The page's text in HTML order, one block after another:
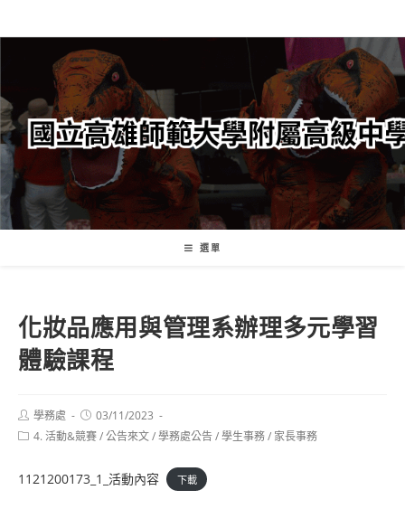
轉
要
內
容
選單
化妝品應用與管理系辦理多元學習
體驗課程
Post
author:
學務處
Post
published:
03/11/2023
Post4. 活動&競賽/公告來文/學務處公告/學生事務/ 家長事務
1121200173_1_活動內容 下載